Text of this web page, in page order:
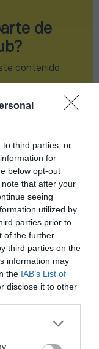
to third parties, or
for
below opt-out
that after your
seeing
utilized by
parties prior to
of the further
third parties on the
information may
the IAB’s List of
disclose it to other
de
contenido
sesión